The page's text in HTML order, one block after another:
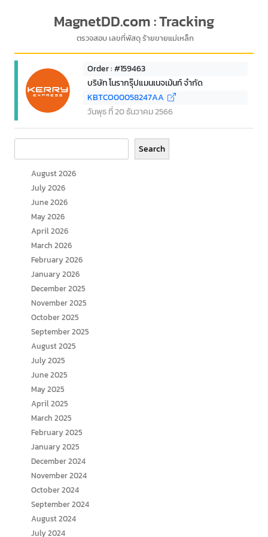
MagnetDD.com : Tracking
ตรวจสอบ เลขที่พัสดุ ร้ายขายแม่เหล็ก
Order : #159463
บริษัท โนรากรุ๊ปแมนเนจเม้นท์ จำกัด
KBTCO00058247AA
วันพุธ ที่ 20 ธันวาคม 2566
Search
August 2026
July 2026
June 2026
May 2026
April 2026
March 2026
February 2026
January 2026
December 2025
November 2025
October 2025
September 2025
August 2025
July 2025
June 2025
May 2025
April 2025
March 2025
February 2025
January 2025
December 2024
November 2024
October 2024
September 2024
August 2024
July 2024